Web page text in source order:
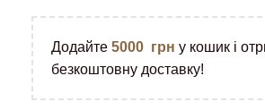
Додайте 5000 грн у кошик і
безкоштовну доставку!